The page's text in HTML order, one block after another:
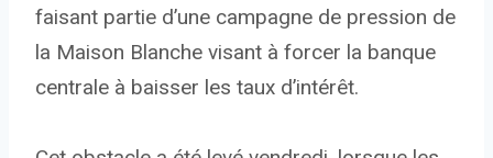
faisant partie d’une campagne de pression de
la Maison Blanche visant à forcer la banque
centrale à baisser les taux d’intérêt.